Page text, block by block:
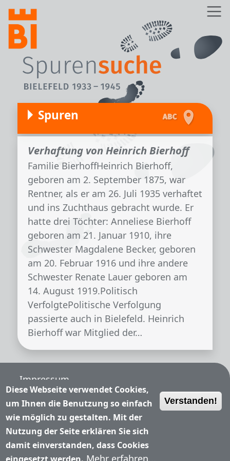
Direkt zum Inhalt
Spuren
Verhaftung von Heinrich Bierhoff
Familie BierhoffHeinrich Bierhoff,
geboren am 2. September 1875, war
Rentner, als er am 26. Juli 1935 verhaftet
und ins Zuchthaus gebracht wurde. Er
hatte drei Töchter: Anneliese Bierhoff
geboren am 21. Januar 1910, ihre
Schwester Magdalene Becker, geboren
am 20. Februar 1916 und ihre andere
Schwester Renate Lauer geboren am
14. August 1919.Politisch
VerfolgtePolitische Verfolgung
passierte auch in Bielefeld. Heinrich
Bierhoff war Mitglied der…
Fußzeile
Impressum
Nutzungsbedingungen
Datenschutzerklärung
Kontakt
Diese Webseite verwendet Cookies,
um Ihnen die Benutzung so einfach
wie möglich zu gestalten. Mit der
Nutzung der Seite erklären Sie sich
damit einverstanden, dass Cookies
Mehr erfahren...
Verstanden!